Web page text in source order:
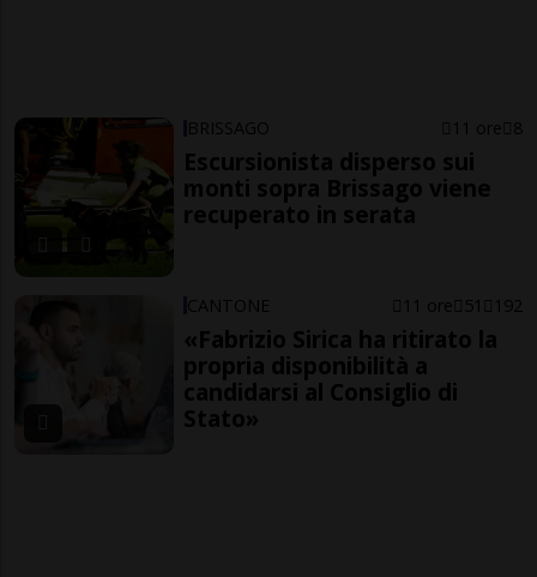
BRISSAGO 11 ore 8
Escursionista disperso sui
monti sopra Brissago viene
recuperato in serata
CANTONE 11 ore 51 192
«Fabrizio Sirica ha ritirato la
propria disponibilità a
candidarsi al Consiglio di
Stato»